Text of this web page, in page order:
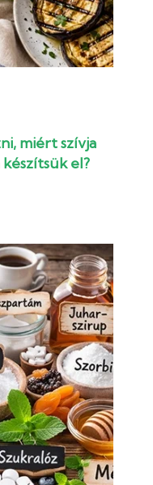
miért szívja
készítsük el?